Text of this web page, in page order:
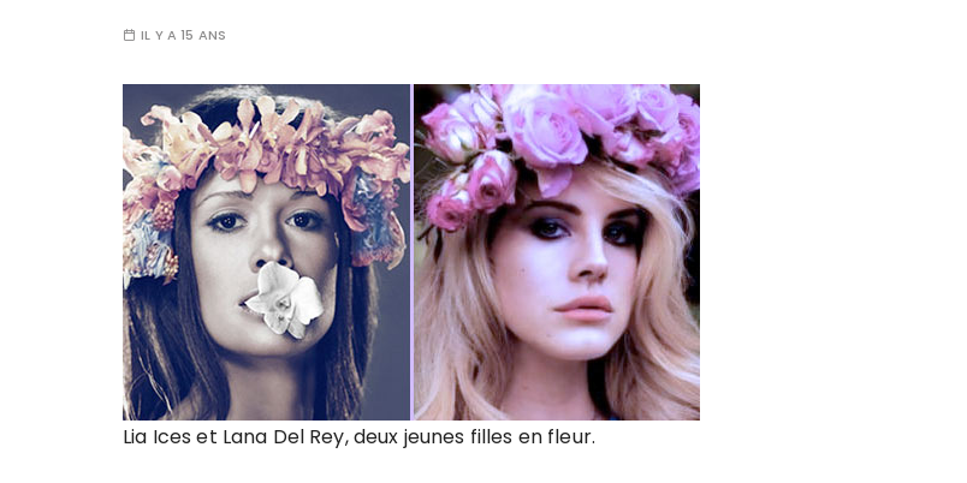
IL Y A 15 ANS
Lia Ices et Lana Del Rey, deux jeunes filles en fleur.